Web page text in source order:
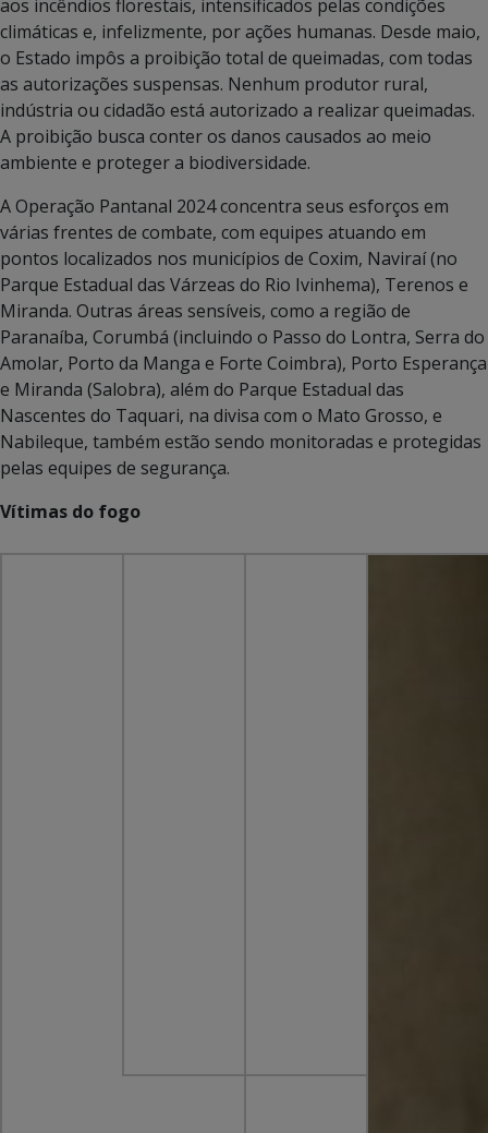
aos incêndios florestais, intensificados pelas condições
climáticas e, infelizmente, por ações humanas. Desde maio,
o Estado impôs a proibição total de queimadas, com todas
as autorizações suspensas. Nenhum produtor rural,
indústria ou cidadão está autorizado a realizar queimadas.
A proibição busca conter os danos causados ao meio
ambiente e proteger a biodiversidade.
A Operação Pantanal 2024 concentra seus esforços em
várias frentes de combate, com equipes atuando em
pontos localizados nos municípios de Coxim, Naviraí (no
Parque Estadual das Várzeas do Rio Ivinhema), Terenos e
Miranda. Outras áreas sensíveis, como a região de
Paranaíba, Corumbá (incluindo o Passo do Lontra, Serra do
Amolar, Porto da Manga e Forte Coimbra), Porto Esperança
e Miranda (Salobra), além do Parque Estadual das
Nascentes do Taquari, na divisa com o Mato Grosso, e
Nabileque, também estão sendo monitoradas e protegidas
pelas equipes de segurança.
Vítimas do fogo